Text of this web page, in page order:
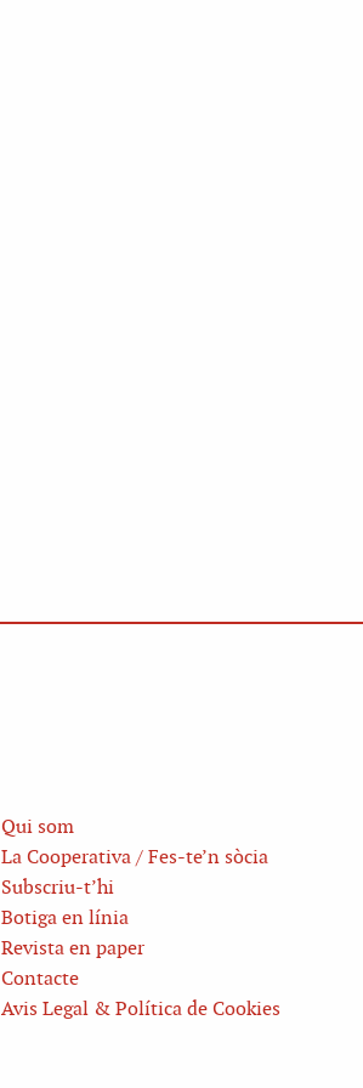
Qui som
La Cooperativa / Fes-te’n sòcia
Subscriu-t’hi
Botiga en línia
Revista en paper
Contacte
Avis Legal & Política de Cookies